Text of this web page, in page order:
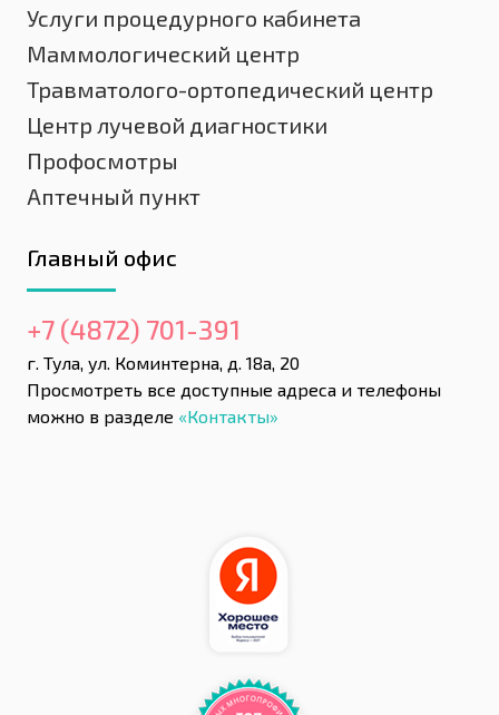
Услуги процедурного кабинета
Маммологический центр
Травматолого-ортопедический центр
Центр лучевой диагностики
Профосмотры
Аптечный пункт
Главный офис
+7 (4872) 701-391
г. Тула, ул. Коминтерна, д. 18а, 20
Просмотреть все доступные адреса и телефоны
можно в разделе «Контакты»